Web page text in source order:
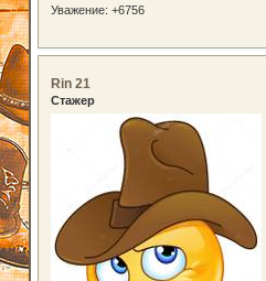
Уважение: +6756
Rin 21
Стажер